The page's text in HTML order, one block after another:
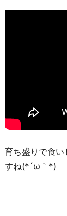
育ち盛りで食い
すね(*´ω｀*)